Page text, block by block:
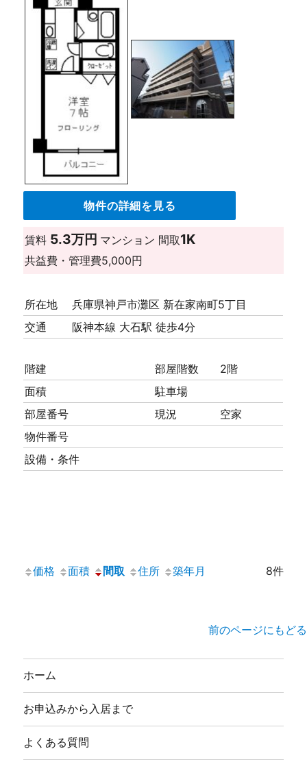
物件の詳細を見る
賃料 5.3万円 マンション 間取1K
共益費・管理費5,000円
所在地
兵庫県神戸市灘区 新在家南町5丁目
交通
阪神本線 大石駅 徒歩4分
階建 部屋階数
2階
面積
駐車場
部屋番号
現況
空家
物件番号
設備・条件
価格 面積 間取 住所 築年月 8件
前のページにもどる
ホーム
お申込みから入居まで
よくある質問